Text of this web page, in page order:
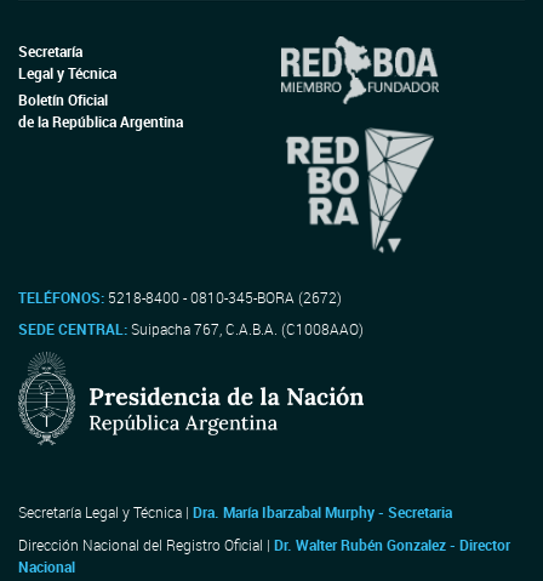
Secretaría
Legal y Técnica
Boletín Oficial
de la República Argentina
TELÉFONOS: 5218-8400 - 0810-345-BORA (2672)
SEDE CENTRAL:Suipacha 767, C.A.B.A. (C1008AAO)
Secretaría Legal y Técnica | Dra. María Ibarzabal Murphy - Secretaria
Dirección Nacional del Registro Oficial | Dr. Walter Rubén Gonzalez - Director
Nacional